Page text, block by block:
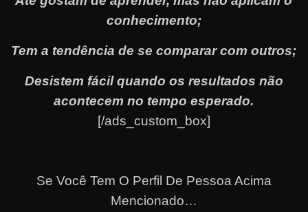
conhecimento;
Tem a tendência de se comparar com outros;
Desistem fácil quando os resultados não
acontecem no tempo esperado.
[/ads_custom_box]
Se Você Tem O Perfil De Pessoa Acima
Mencionado…